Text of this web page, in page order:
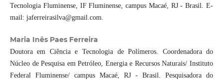
Tecnologia Fluminense, IF Fluminense, campus Macaé, RJ - Brasil. E-
mail: jaferreirasilva@gmail.com.
Maria Inês Paes Ferreira
Doutora em Ciência e Tecnologia de Polímeros. Coordenadora do
Núcleo de Pesquisa em Petróleo, Energia e Recursos Naturais/ Instituto
Federal Fluminense/ campus Macaé, RJ - Brasil. Pesquisadora do